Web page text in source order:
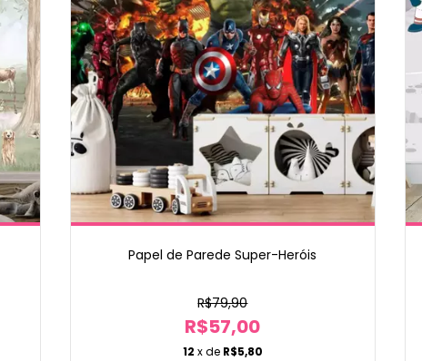
Papel de Parede Super-Heróis
R$79,90
R$57,00
12 x de R$5,80